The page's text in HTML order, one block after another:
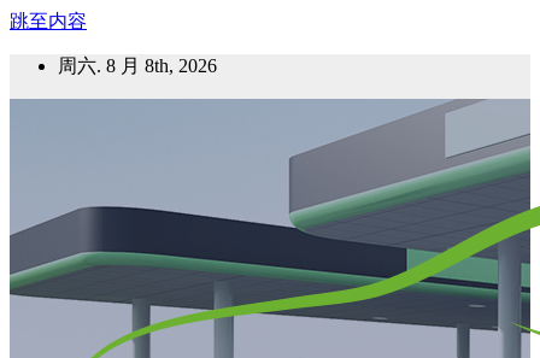
跳至内容
周六. 8 月 8th, 2026